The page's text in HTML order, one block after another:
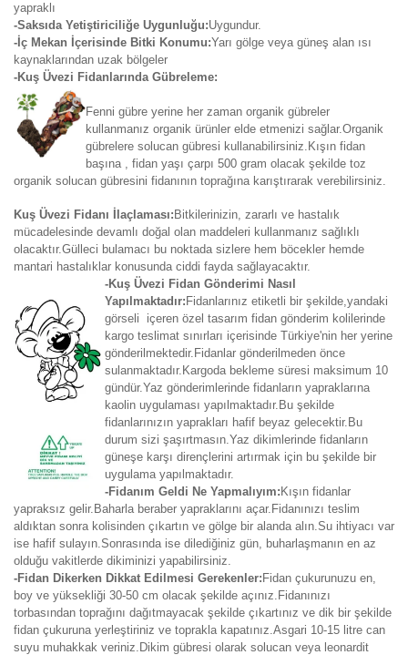
yapraklı
-Saksıda Yetiştiriciliğe Uygunluğu:Uygundur.
-İç Mekan İçerisinde Bitki Konumu:Yarı gölge veya güneş alan ısı
kaynaklarından uzak bölgeler
-Kuş Üvezi Fidanlarında Gübreleme:
Fenni gübre yerine her zaman organik gübreler
kullanmanız organik ürünler elde etmenizi sağlar.Organik
gübrelere solucan gübresi kullanabilirsiniz.Kışın fidan
başına , fidan yaşı çarpı 500 gram olacak şekilde toz
organik solucan gübresini fidanının toprağına karıştırarak verebilirsiniz.
Kuş Üvezi Fidanı İlaçlaması: Bitkilerinizin, zararlı ve hastalık
mücadelesinde devamlı doğal olan maddeleri kullanmanız sağlıklı
olacaktır.Gülleci bulamacı bu noktada sizlere hem böcekler hemde
mantari hastalıklar konusunda ciddi fayda sağlayacaktır.
-Kuş Üvezi Fidan Gönderimi Nasıl
Yapılmaktadır: Fidanlarınız etiketli bir şekilde,yandaki
görseli içeren özel tasarım fidan gönderim kolilerinde
kargo teslimat sınırları içerisinde Türkiye'nin her yerine
gönderilmektedir.Fidanlar gönderilmeden önce
sulanmaktadır.Kargoda bekleme süresi maksimum 10
gündür.Yaz gönderimlerinde fidanların yapraklarına
kaolin uygulaması yapılmaktadır.Bu şekilde
fidanlarınızın yaprakları hafif beyaz gelecektir.Bu
durum sizi şaşırtmasın.Yaz dikimlerinde fidanların
güneşe karşı dirençlerini artırmak için bu şekilde bir
uygulama yapılmaktadır.
-Fidanım Geldi Ne Yapmalıyım: Kışın fidanlar
yapraksız gelir.Baharla beraber yapraklarını açar.Fidanınızı teslim
aldıktan sonra kolisinden çıkartın ve gölge bir alanda alın.Su ihtiyacı var
ise hafif sulayın.Sonrasında ise dilediğiniz gün, buharlaşmanın en az
olduğu vakitlerde dikiminizi yapabilirsiniz.
-Fidan Dikerken Dikkat Edilmesi Gerekenler: Fidan çukurunuzu en,
boy ve yüksekliği 30-50 cm olacak şekilde açınız.Fidanınızı
torbasından toprağını dağıtmayacak şekilde çıkartınız ve dik bir şekilde
fidan çukuruna yerleştiriniz ve toprakla kapatınız.Asgari 10-15 litre can
suyu muhakkak veriniz.Dikim gübresi olarak solucan veya leonardit